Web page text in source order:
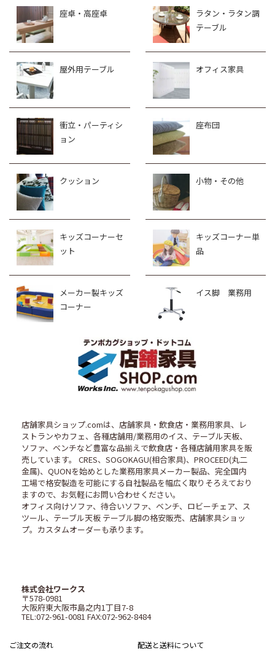
座卓・高座卓
ラタン・ラタン調
テーブル
屋外用テーブル オフィス家具
衝立・パーティシ
ョン
座布団
クッション 小物・その他
キッズコーナーセ
ット
キッズコーナー単
品
メーカー製キッズ
コーナー
イス脚 業務用
店舗家具ショップ.comは、店舗家具・飲食店・業務用家具、レ
ストランやカフェ、各種店舗用/業務用のイス、テーブル天板、
ソファ、ベンチなど豊富な品揃えで飲食店・各種店舗用家具を販
売しています。 CRES、SOGOKAGU(相合家具)、PROCEED(丸二
金属)、QUONを始めとした業務用家具メーカー製品、完全国内
工場で格安製造を可能にする自社製品を幅広く取りそろえており
ますので、お気軽にお問い合わせください。
オフィス向けソファ、待合いソファ、ベンチ、ロビーチェア、ス
ツール、テーブル天板 テーブル脚の格安販売、店舗家具ショッ
プ。カスタムオーダーも承ります。
株式会社ワークス
〒578-0981
大阪府東大阪市島之内1丁目7-8
TEL:072-961-0081 FAX:072-962-8484
ご注文の流れ 配送と送料について